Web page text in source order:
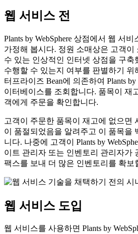
웹 서비스 전
Plants by WebSphere 상점에서 웹 서
가정해 봅시다. 정원 소매상은 고객
수 있는 인상적인 인터넷 상점을 구축
수행할 수 있는지 여부를 판별하기 위
터프라이즈 Bean에 의존하여 Plants by
이터베이스를 조회합니다. 품목이 재
객에게 주문을 확인합니다.
고객이 주문한 품목이 재고에 없으면
이 품절되었음을 알려주고 이 품목을
니다. 나중에 고객이 Plants by
이트 관리자 또는 인벤토리 관리자가
팩스를 보내 더 많은 인벤토리를 확보
웹 서비스 도입
웹 서비스를 사용하면 Plants by